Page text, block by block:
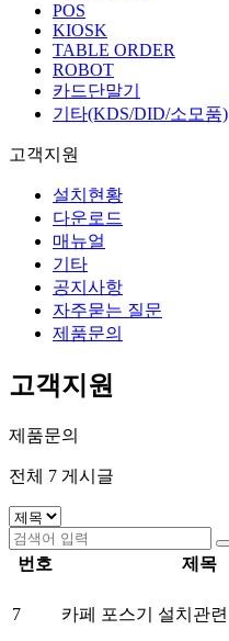
POS
KIOSK
TABLE ORDER
ROBOT
카드단말기
기타(KDS/DID/소모품)
고객지원
설치현황
다운로드
매뉴얼
기타
공지사항
자주묻는 질문
제품문의
고객지원
제품문의
전체 7 게시글
번호 제목
7 카페 포스기 설치관련